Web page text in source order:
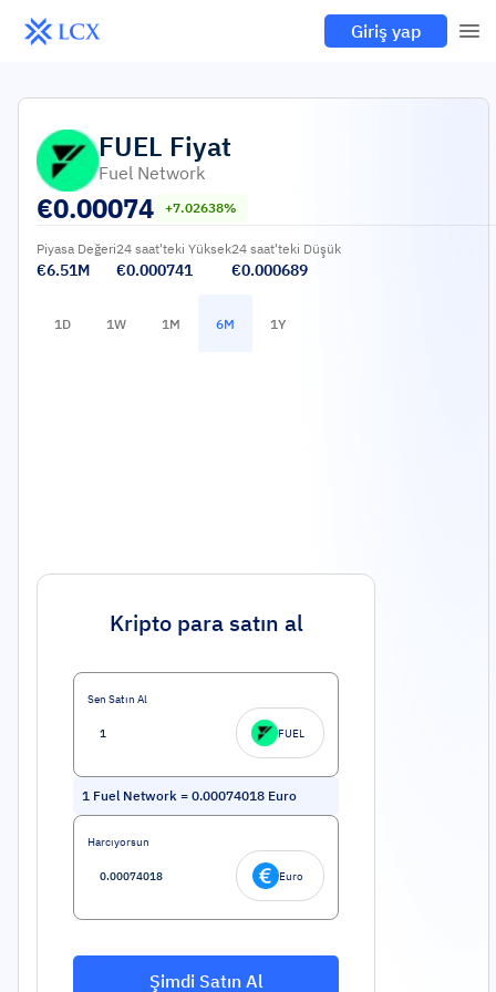
Giriş yap
FUEL Fiyat
Fuel Network
€0.00074 +7.02638%
Piyasa Değeri
€6.51M
24 saat'teki Yüksek
€0.000741
24 saat'teki Düşük
€0.000689
1D 1W 1M 6M 1Y
Kripto para satın al
Sen Satın Al
FUEL
1 Fuel Network = 0.00074018 Euro
Harcıyorsun
Euro
Şimdi Satın Al